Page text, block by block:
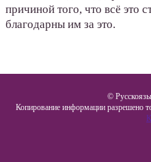
причиной того, что всё это
благодарны им за это.
©
Копирование информации разрешено